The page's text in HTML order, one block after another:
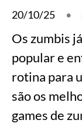
20/10/25 •
Os zumbis
popular e
rotina para
são os
games de